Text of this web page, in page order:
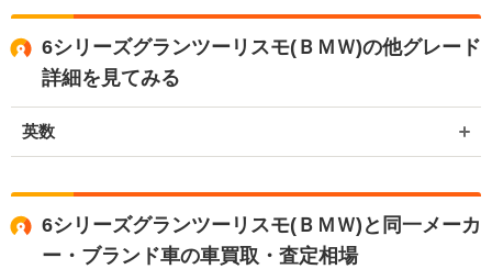
6シリーズグランツーリスモ(ＢＭＷ)の他グレード
詳細を見てみる
英数
6シリーズグランツーリスモ(ＢＭＷ)と同一メーカ
ー・ブランド車の車買取・査定相場